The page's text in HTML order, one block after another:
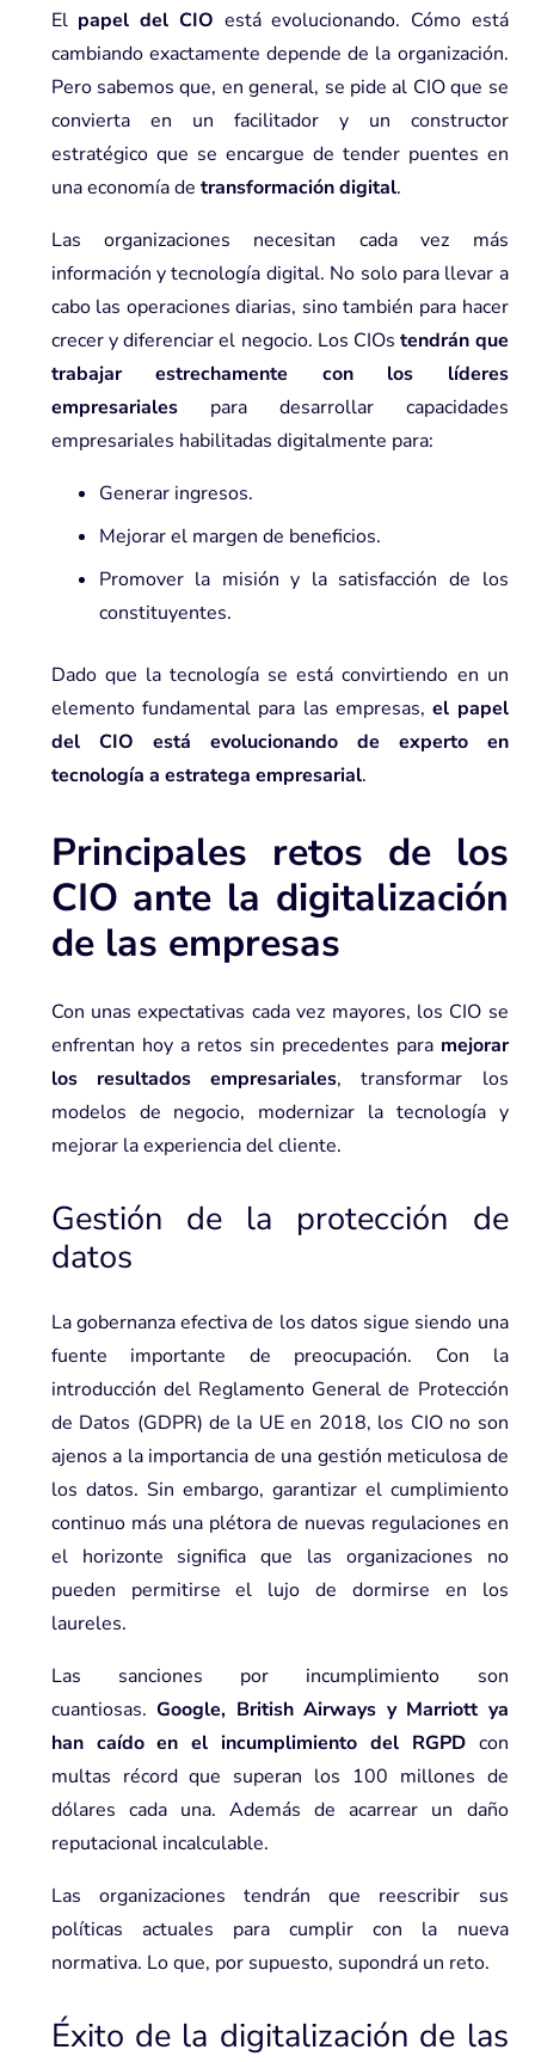
El papel del CIO está evolucionando. Cómo está
cambiando exactamente depende de la organización.
Pero sabemos que, en general, se pide al CIO que se
convierta en un facilitador y un constructor
estratégico que se encargue de tender puentes en
una economía de transformación digital.
Las organizaciones necesitan cada vez más
información y tecnología digital. No solo para llevar a
cabo las operaciones diarias, sino también para hacer
crecer y diferenciar el negocio. Los CIOstendrán que
trabajar estrechamente con los líderes
empresariales para desarrollar capacidades
empresariales habilitadas digitalmente para:
Generar ingresos.
Mejorar el margen de beneficios.
Promover la misión y la satisfacción de los
constituyentes.
Dado que latecnología se está convirtiendo en un
elemento fundamental para las empresas,el papel
del CIO está evolucionando de experto en
tecnología a estratega empresarial.
Principales retos de los
CIO ante la digitalización
de las empresas
Con unas expectativas cada vez mayores, los CIO se
enfrentan hoy a retos sin precedentes para mejorar
los resultados empresariales, transformar los
modelos de negocio, modernizar la tecnología y
mejorar la experiencia del cliente.
Gestión de la protección de
datos
La gobernanza efectiva de los datos sigue siendo una
fuente importante de preocupación. Con la
introducción del Reglamento General de Protección
de Datos (GDPR) de la UE en 2018, los CIO no son
ajenos a la importancia de una gestión meticulosa de
los datos. Sin embargo, garantizar el cumplimiento
continuo más una plétora de nuevas regulaciones en
el horizonte significa que las organizaciones no
pueden permitirse el lujo de dormirse en los
laureles.
Las sanciones por incumplimiento son
cuantiosas.Google, British Airways y Marriott ya
han caído en el incumplimiento del RGPDcon
multas récord que superan los 100 millones de
dólares cada una. Además de acarrear un daño
reputacional incalculable.
Las organizaciones tendrán que reescribir sus
políticas actuales para cumplir con la nueva
normativa. Lo que, por supuesto, supondrá un reto.
Éxito de la digitalización de las